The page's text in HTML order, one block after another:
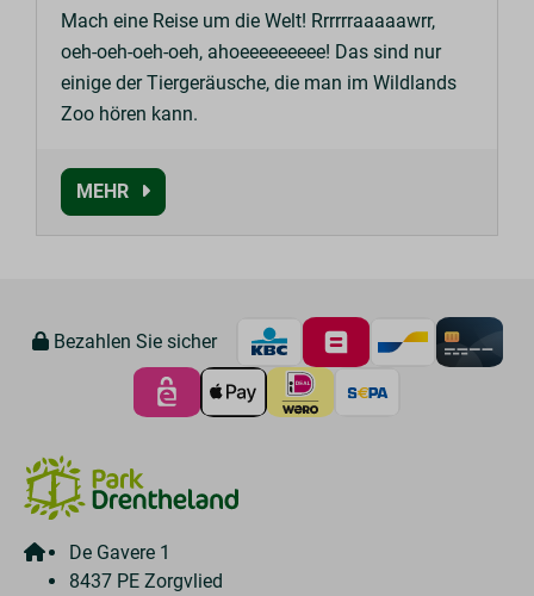
Mach eine Reise um die Welt! Rrrrrraaaaawrr,
oeh-oeh-oeh-oeh, ahoeeeeeeeee! Das sind nur
einige der Tiergeräusche, die man im Wildlands
Zoo hören kann.
MEHR
Bezahlen Sie sicher
De Gavere 1
8437 PE Zorgvlied